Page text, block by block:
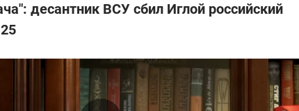
десантник ВСУ сбил Иглой российский